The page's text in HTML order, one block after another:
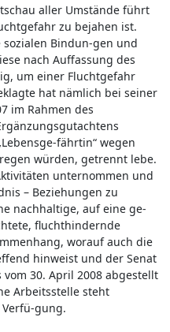
aller Umstände führt
zu bejahen ist.
Bindun-gen und
nach Auffassung des
um einer Fluchtgefahr
hat nämlich bei seiner
im Rahmen des
fährtin“ wegen
würden, getrennt lebe.
unternommen und
– Beziehungen zu
nachhaltige, auf eine ge-
fluchthindernde
worauf auch die
hinweist und der Senat
30. April 2008 abgestellt
Arbeitsstelle steht
gung.